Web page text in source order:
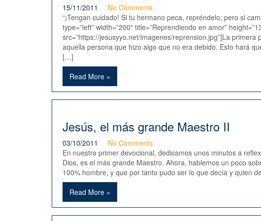
15/11/2011
No Comments
“¡Tengan cuidado! Si tu hermano peca, repréndelo; pero si
type=”left” width=”200″ title=”Reprendiendo en amor”
src=”https://jesusyyo.net/imagenes/reprension.jpg”]La
aquella persona que hizo algo que no era debido. Esto hará
[…]
Read More »
Jesús, el más grande Maestro II
03/10/2011
No Comments
En nuestro primer devocional, dedicamos unos minutos a
Dios, es el más grande Maestro. Ahora, hablemos un poco
100% hombre, y que por tanto pudo ser lo que decía y quien
Read More »